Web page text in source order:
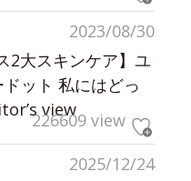
2023/08/30
2大スキンケア】ユ
ット 私にはどっ
view
226609 view
2025/12/24